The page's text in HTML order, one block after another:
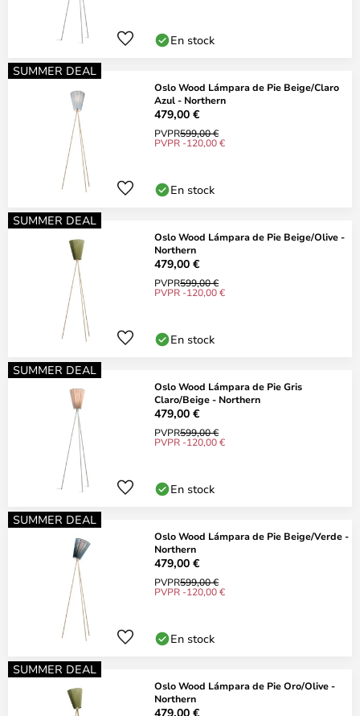
En stock
SUMMER DEAL
Oslo Wood Lámpara de Pie Beige/Claro
Azul - Northern
479,00 €
PVPR599,00 €
PVPR -120,00 €
En stock
SUMMER DEAL
Oslo Wood Lámpara de Pie Beige/Olive -
Northern
479,00 €
PVPR599,00 €
PVPR -120,00 €
En stock
SUMMER DEAL
Oslo Wood Lámpara de Pie Gris
Claro/Beige - Northern
479,00 €
PVPR599,00 €
PVPR -120,00 €
En stock
SUMMER DEAL
Oslo Wood Lámpara de Pie Beige/Verde -
Northern
479,00 €
PVPR599,00 €
PVPR -120,00 €
En stock
SUMMER DEAL
Oslo Wood Lámpara de Pie Oro/Olive -
Northern
479,00 €